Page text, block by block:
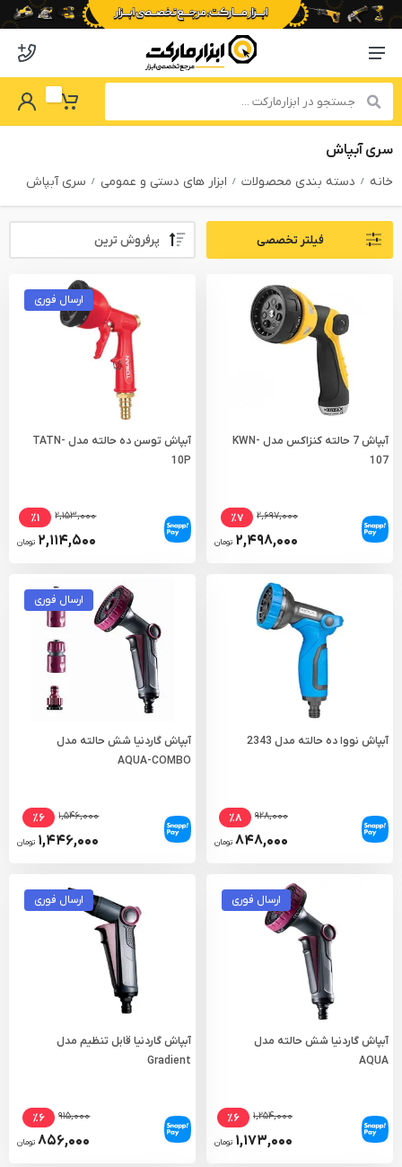
Menu Navigation
My Basket
Password
سری آبپاش
خانه دسته بندی محصولات ابزار های دستی و عمومی سری آبپاش
PRODUCTS FILTERفیلتر تخصصی
آبپاش 7 حالته کنزاکس مدل KWN-
107
۲,۶۹۷,۰۰۰ ٪۷
۲,۴۹۸,۰۰۰ تومان
ارسال فوری
آبپاش توسن ده حالته مدل TATN-
10P
۲,۱۵۳,۰۰۰ ٪۱
۲,۱۱۴,۵۰۰ تومان
آبپاش نووا ده حالته مدل 2343
۹۲۸,۰۰۰ ٪۸
۸۴۸,۰۰۰ تومان
ارسال فوری
آبپاش گاردنیا شش حالته مدل
AQUA-COMBO
۱,۵۴۶,۰۰۰ ٪۶
۱,۴۴۶,۰۰۰ تومان
ارسال فوری
آبپاش گاردنیا شش حالته مدل
AQUA
۱,۲۵۴,۰۰۰ ٪۶
۱,۱۷۳,۰۰۰ تومان
ارسال فوری
آبپاش گاردنیا قابل تنظیم مدل
Gradient
۹۱۵,۰۰۰ ٪۶
۸۵۶,۰۰۰ تومان